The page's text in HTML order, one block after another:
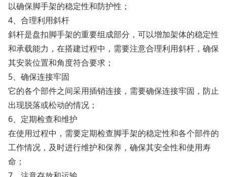
以确保脚手架的稳定性和防护性；
4、合理利用斜杆
斜杆是盘扣脚手架的重要组成部分，可以增加架体的稳定性
和承载能力，在搭建过程中，需要注意合理利用斜杆，确保
其安装位置和角度符合要求；
5、确保连接牢固
它的各个部件之间采用插销连接，需要确保连接牢固，防止
出现脱落或松动的情况；
6、定期检查和维护
在使用过程中，需要定期检查脚手架的稳定性和各个部件的
工作情况，及时进行维护和保养，确保其安全性和使用寿
命；